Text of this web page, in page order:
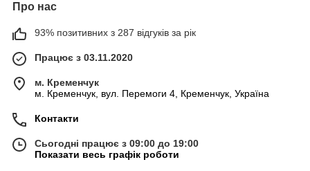
Про нас
93% позитивних з 287 відгуків за рік
Працює з 03.11.2020
м. Кременчук
м. Кременчук, вул. Перемоги 4, Кременчук, Україна
Контакти
Сьогодні працює з 09:00 до 19:00
Показати весь графік роботи